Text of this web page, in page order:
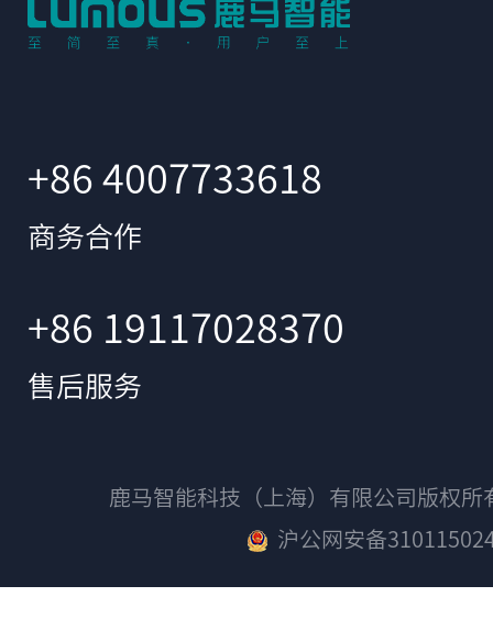
+86 4007733618
商务合作
+86 19117028370
售后服务
鹿马智能科技（上海）有限公司版权
沪公网安备